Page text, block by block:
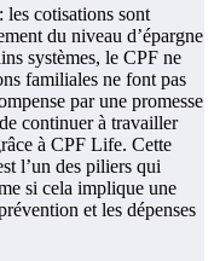
les cotisations sont
du niveau d’épargne
systèmes, le CPF ne
familiales ne font pas
par une promesse
continuer à travailler
à CPF Life. Cette
l’un des piliers qui
si cela implique une
et les dépenses